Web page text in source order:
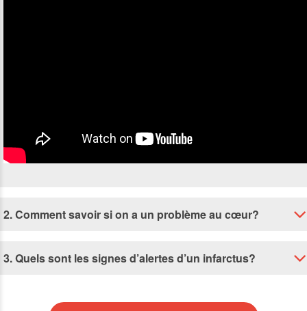
2. Comment savoir si on a un problème au cœur?
3. Quels sont les signes d’alertes d’un infarctus?